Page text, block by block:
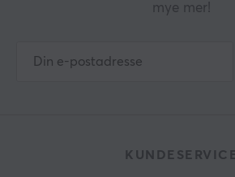
mye mer!
KUNDESERVICE